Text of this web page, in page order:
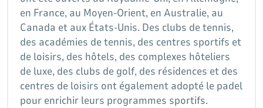
en France, au Moyen-Orient, en Australie, au
Canada et aux États-Unis. Des clubs de tennis,
des académies de tennis, des centres sportifs et
de loisirs, des hôtels, des complexes hôteliers
de luxe, des clubs de golf, des résidences et des
centres de loisirs ont également adopté le padel
pour enrichir leurs programmes sportifs.